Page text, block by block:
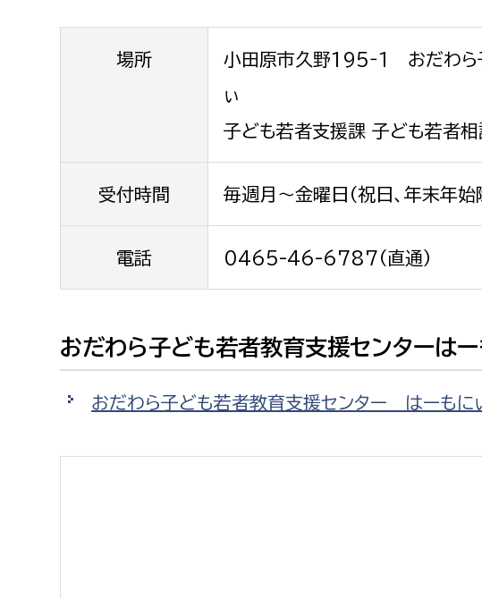
外国人 消
市
障がい福祉課
建設政策課
土木管理課
道水路整備課
建築課
出納室
場所
小田原市久野195‐1 おだわら
ぃ
子ども若者支援課 子ども若者
受付時間 毎週月～金曜日（祝日、年末年
電話 0465-46-6787（直通）
おだわら子ども若者教育支援センターはー
おだわら子ども若者教育支援センター はーもに